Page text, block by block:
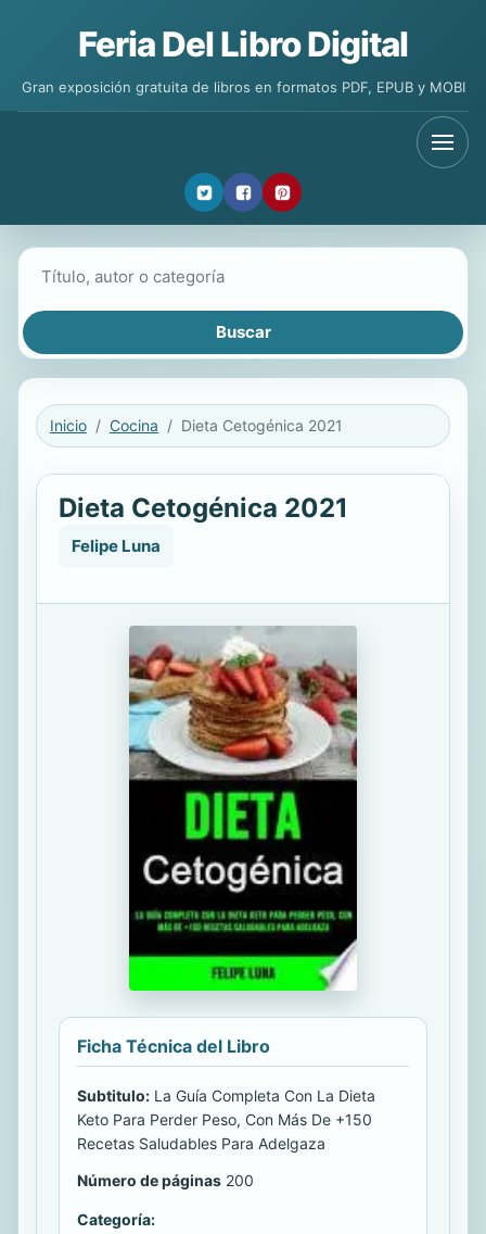
Feria Del Libro Digital
Gran exposición gratuita de libros en formatos PDF, EPUB y MOBI
Inicio Cocina Dieta Cetogénica 2021
Dieta Cetogénica 2021
Felipe Luna
Ficha Técnica del Libro
Subtitulo: La Guía Completa Con La Dieta
Keto Para Perder Peso, Con Más De +150
Recetas Saludables Para Adelgaza
Número de páginas 200
Categoría: